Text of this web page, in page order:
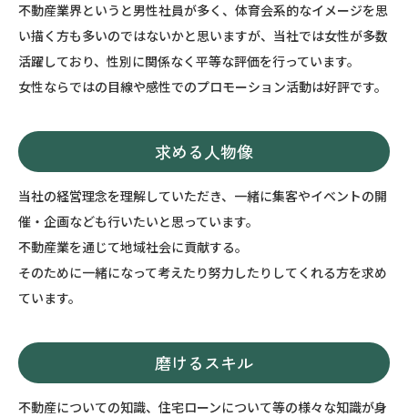
不動産業界というと男性社員が多く、体育会系的なイメージを思
い描く方も多いのではないかと思いますが、当社では女性が多数
活躍しており、性別に関係なく平等な評価を行っています。
女性ならではの目線や感性でのプロモーション活動は好評です。
求める人物像
当社の経営理念を理解していただき、一緒に集客やイベントの開
催・企画なども行いたいと思っています。
不動産業を通じて地域社会に貢献する。
そのために一緒になって考えたり努力したりしてくれる方を求め
ています。
磨けるスキル
不動産についての知識、住宅ローンについて等の様々な知識が身